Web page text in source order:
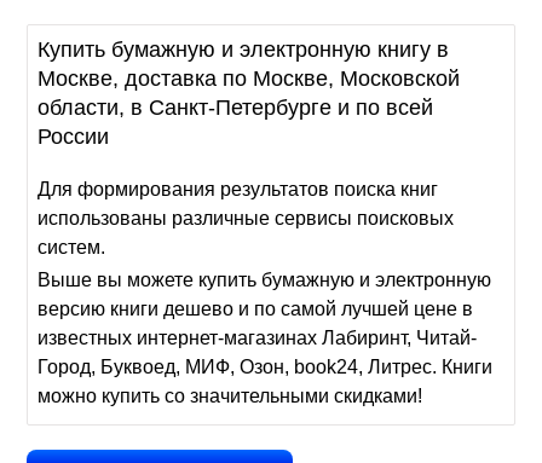
Купить бумажную и электронную книгу в
Москве, доставка по Москве, Московской
области, в Санкт-Петербурге и по всей
России
Для формирования результатов поиска книг
использованы различные сервисы поисковых
систем.
Выше вы можете купить бумажную и электронную
версию книги дешево и по самой лучшей цене в
известных интернет-магазинах Лабиринт, Читай-
Город, Буквоед, МИФ, Озон, book24, Литрес. Книги
можно купить со значительными скидками!